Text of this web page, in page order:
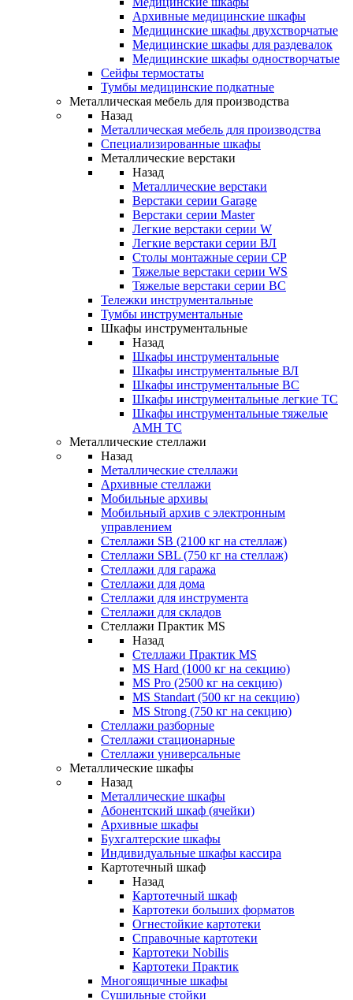
Архивные медицинские шкафы
Медицинские шкафы двухстворчатые
Медицинские шкафы для раздевалок
Медицинские шкафы одностворчатые
Сейфы термостаты
Тумбы медицинские подкатные
Металлическая мебель для производства
Назад
Металлическая мебель для производства
Cпециализированные шкафы
Металлические верстаки
Назад
Металлические верстаки
Верстаки серии Garage
Верстаки серии Master
Легкие верстаки серии W
Легкие верстаки серии ВЛ
Столы монтажные серии СР
Тяжелые верстаки серии WS
Тяжелые верстаки серии ВС
Тележки инструментальные
Тумбы инструментальные
Шкафы инструментальные
Назад
Шкафы инструментальные
Шкафы инструментальные ВЛ
Шкафы инструментальные ВС
Шкафы инструментальные легкие ТС
Шкафы инструментальные тяжелые
AMH TC
Металлические стеллажи
Назад
Металлические стеллажи
Архивные стеллажи
Мобильные архивы
Мобильный архив с электронным
управлением
Стеллажи SB (2100 кг на стеллаж)
Стеллажи SBL (750 кг на стеллаж)
Стеллажи для гаража
Стеллажи для дома
Стеллажи для инструмента
Стеллажи для складов
Стеллажи Практик MS
Назад
Стеллажи Практик MS
MS Hard (1000 кг на секцию)
MS Pro (2500 кг на секцию)
MS Standart (500 кг на секцию)
MS Strong (750 кг на секцию)
Стеллажи разборные
Стеллажи стационарные
Стеллажи универсальные
Металлические шкафы
Назад
Металлические шкафы
Абонентский шкаф (ячейки)
Архивные шкафы
Бухгалтерские шкафы
Индивидуальные шкафы кассира
Картотечный шкаф
Назад
Картотечный шкаф
Картотеки больших форматов
Огнестойкие картотеки
Справочные картотеки
Картотеки Nobilis
Картотеки Практик
Многоящичные шкафы
Сушильные стойки